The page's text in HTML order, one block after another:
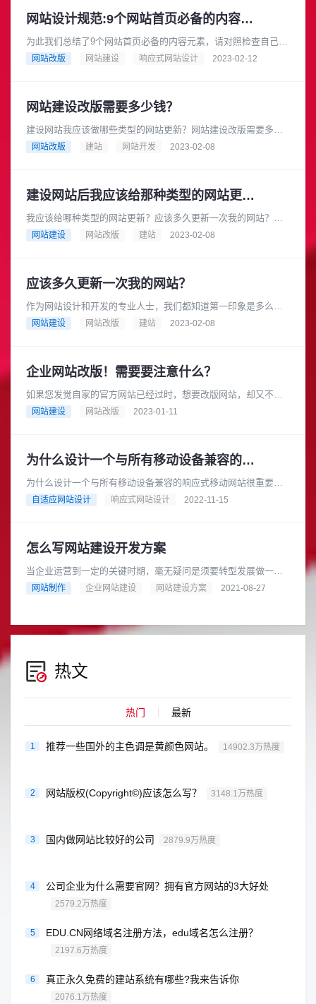
网站设计规范:9个网站首页必备的内容元素
为此我们总结了9个网站首页必备的内容元素，请对照检查自己的
网站是否都有落实。1.大标题你必须要在最短的时间内告诉网站
网站改版 网站建设 响应式网站设计 2023-02-12
网站建设改版需要多少钱？
建设网站我应该做哪些类型的网站更新？网站建设改版需要多少
钱？网站建设的费用会受到很多因素的影响。以汽车为例，每个
网站改版 建站 网站开发 2023-02-08
建设网站后我应该给那种类型的网站更新？
我应该给哪种类型的网站更新？应该多久更新一次我的网站？网
站更新并不一定要复杂，但它对一个网站的成功至关重要。网站
网站建设 网站改版 建站 2023-02-08
应该多久更新一次我的网站？
作为网站设计和开发的专业人士，我们都知道第一印象是多么重
要。如今，消费者在决定是否购买产品或服务之前，会花费大量
网站建设 网站改版 建站 2023-02-08
企业网站改版！需要要注意什么？
如果您发觉自家的官方网站已经过时，想要改版网站，却又不知
道该注意什么的话，相信这篇文章会有效提供您更新的方向，让
网站建设 网站改版 2023-01-11
为什么设计一个与所有移动设备兼容的响应式移动网站很重要
为什么设计一个与所有移动设备兼容的响应式移动网站很重要？
在信息技术迅猛发展的今天，新的技术应运而生，尤其是移动技
自适应网站设计 响应式网站设计 2022-11-15
怎么写网站建设开发方案
当企业运营到一定的关键时期，毫无疑问是须要转型发展做一个
网站的，开发设计一个网站看起来方便，实际上要不是技术专业
网站制作 企业网站建设 网站建设方案 2021-08-27
热文
热门 最新
1 推荐一些国外的主色调是黄颜色网站。 14902.3万热度
2 网站版权(Copyright©)应该怎么写？ 3148.1万热度
3 国内做网站比较好的公司 2879.9万热度
4 公司企业为什么需要官网？拥有官方网站的3大好处
2579.2万热度
5 EDU.CN网络域名注册方法，edu域名怎么注册？
2197.6万热度
6 真正永久免费的建站系统有哪些?我来告诉你
2076.1万热度